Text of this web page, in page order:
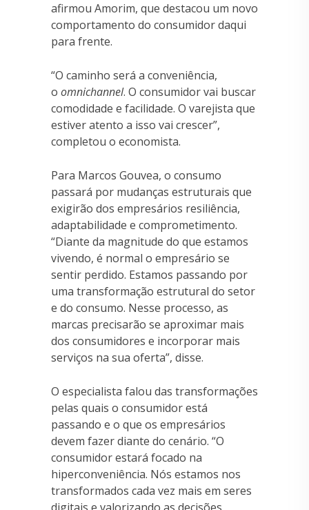
afirmou Amorim, que destacou um novo
comportamento do consumidor daqui
para frente.
“O caminho será a conveniência,
o omnichannel. O consumidor vai buscar
comodidade e facilidade. O varejista que
estiver atento a isso vai crescer”,
completou o economista.
Para Marcos Gouvea, o consumo
passará por mudanças estruturais que
exigirão dos empresários resiliência,
adaptabilidade e comprometimento.
“Diante da magnitude do que estamos
vivendo, é normal o empresário se
sentir perdido. Estamos passando por
uma transformação estrutural do setor
e do consumo. Nesse processo, as
marcas precisarão se aproximar mais
dos consumidores e incorporar mais
serviços na sua oferta”, disse.
O especialista falou das transformações
pelas quais o consumidor está
passando e o que os empresários
devem fazer diante do cenário. “O
consumidor estará focado na
hiperconveniência. Nós estamos nos
transformados cada vez mais em seres